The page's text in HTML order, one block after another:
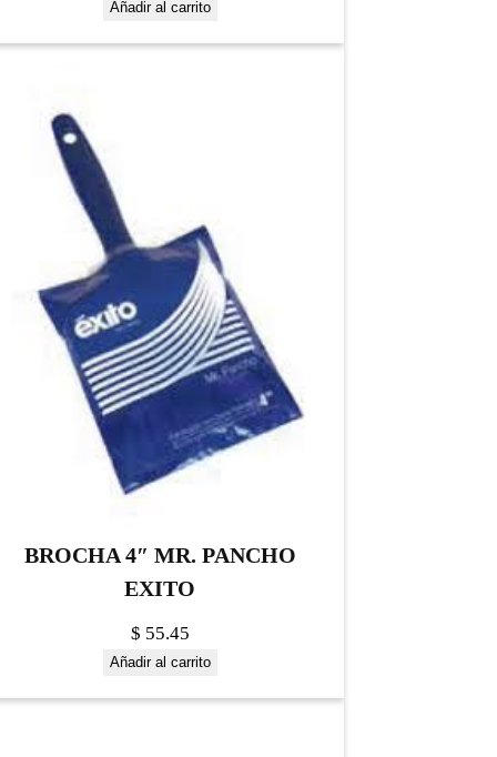
Añadir al carrito
BROCHA 4″ MR. PANCHO
EXITO
$ 55.45
Añadir al carrito